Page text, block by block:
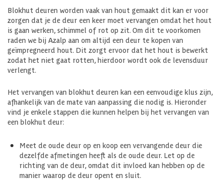
Blokhut deuren worden vaak van hout gemaakt dit kan er voor
zorgen dat je de deur een keer moet vervangen omdat het hout
is gaan werken, schimmel of rot op zit. Om dit te voorkomen
raden we bij Azalp aan om altijd een deur te kopen van
geïmpregneerd hout. Dit zorgt ervoor dat het hout is bewerkt
zodat het niet gaat rotten, hierdoor wordt ook de levensduur
verlengt.
Het vervangen van blokhut deuren kan een eenvoudige klus zijn,
afhankelijk van de mate van aanpassing die nodig is. Hieronder
vind je enkele stappen die kunnen helpen bij het vervangen van
een blokhut deur:
Meet de oude deur op en koop een vervangende deur die
dezelfde afmetingen heeft als de oude deur. Let op de
richting van de deur, omdat dit invloed kan hebben op de
manier waarop de deur opent en sluit.